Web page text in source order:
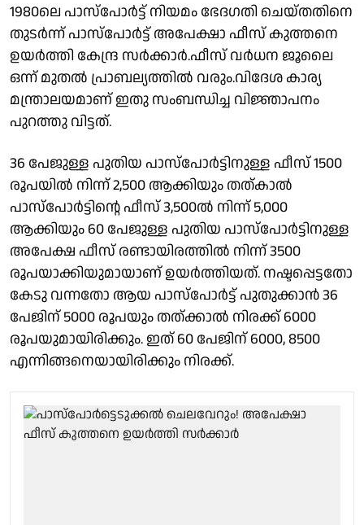
1980ലെ പാസ്പോർട്ട് നിയമം ഭേദഗതി ചെയ്തതിനെ
തുടർന്ന് പാസ്പോർട്ട് അപേക്ഷാ ഫീസ് കുത്തനെ
ഉയർത്തി കേന്ദ്ര സർക്കാർ.ഫീസ് വർധന ജൂലൈ
ഒന്ന് മുതൽ പ്രാബല്യത്തിൽ വരും.വിദേശ കാര്യ
മന്ത്രാലയമാണ് ഇതു സംബന്ധിച്ച വിജ്ഞാപനം
പുറത്തു വിട്ടത്.
36 പേജുള്ള പുതിയ പാസ്പോർട്ടിനുള്ള ഫീസ് 1500
രൂപയിൽ നിന്ന് 2,500 ആക്കിയും തത്കാൽ
പാസ്പോർട്ടിന്റെ ഫീസ് 3,500ൽ നിന്ന് 5,000
ആക്കിയും 60 പേജുള്ള പുതിയ പാസ്പോർട്ടിനുള്ള
അപേക്ഷ ഫീസ് രണ്ടായിരത്തിൽ നിന്ന് 3500
രൂപയാക്കിയുമായാണ് ഉയർത്തിയത്. നഷ്ടപ്പെട്ടതോ
കേടു വന്നതോ ആയ പാസ്പോർട്ട് പുതുക്കാൻ 36
പേജിന് 5000 രൂപയും തത്ക്കാൽ നിരക്ക് 6000
രൂപയുമായിരിക്കും. ഇത് 60 പേജിന് 6000, 8500
എന്നിങ്ങനെയായിരിക്കും നിരക്ക്.